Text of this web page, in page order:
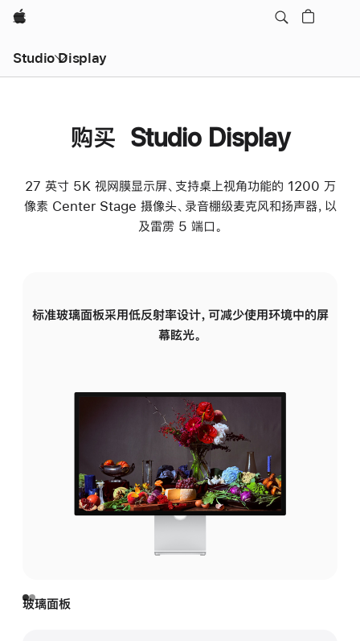
Apple
Studio Display
购买 Studio Display
27 英寸 5K 视网膜显示屏、支持桌上视角功能的 1200 万
像素 Center Stage 摄像头、录音棚级麦克风和扬声器，以
及雷雳 5 端口。
标准玻璃面板采用低反射率设计，可减少使用环境中的屏
幕眩光。
玻璃面板